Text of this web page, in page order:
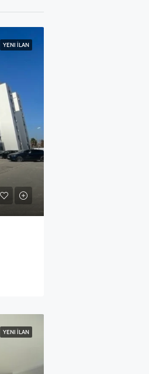
YENI İLAN
YENI İLAN